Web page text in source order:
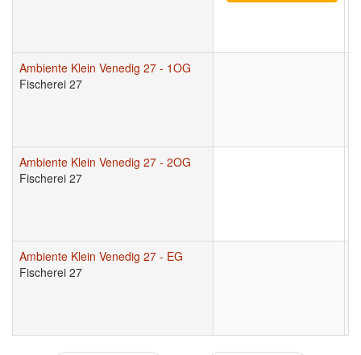
Ambiente Klein Venedig 27 - 1OG
Fischerei 27
Ambiente Klein Venedig 27 - 2OG
Fischerei 27
Ambiente Klein Venedig 27 - EG
Fischerei 27